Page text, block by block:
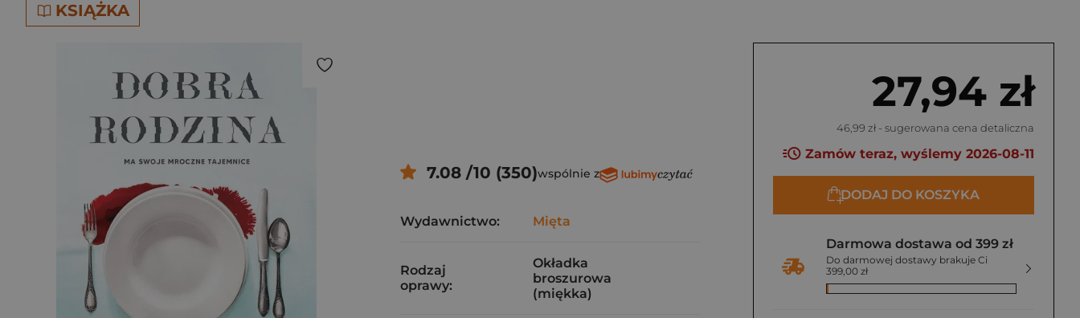
KSIĄŻKA
27,94 zł
46,99 zł - sugerowana cena detaliczna
Zamów teraz, wyślemy 2026-08-11
DODAJ DO KOSZYKA
Darmowa dostawa od 399 zł
Do darmowej dostawy brakuje Ci
399,00 zł
7.08 /10 (350)wspólnie z
Wydawnictwo: Mięta
Rodzaj
oprawy:
Okładka
broszurowa
(miękka)